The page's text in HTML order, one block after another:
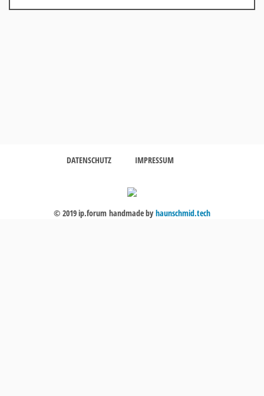
DATENSCHUTZ IMPRESSUM
© 2019 ip.forum handmade by haunschmid.tech